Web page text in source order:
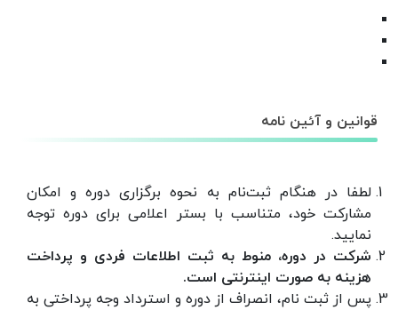
قوانین و آئین نامه
لطفا در هنگام ثبت‌نام به نحوه برگزاری دوره و امکان
مشارکت خود، متناسب با بستر اعلامی برای دوره توجه
نمایید.
شرکت در دوره، منوط به ثبت اطلاعات فردی و پرداخت
هزینه‌ به صورت اینترنتی است.
پس از ثبت نام، انصراف از دوره و استرداد وجه پرداختی به